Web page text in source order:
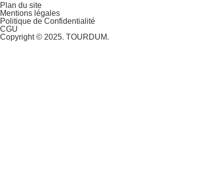
Plan du site
Mentions légales
Politique de Confidentialité
CGU
Copyright © 2025. TOURDUM.